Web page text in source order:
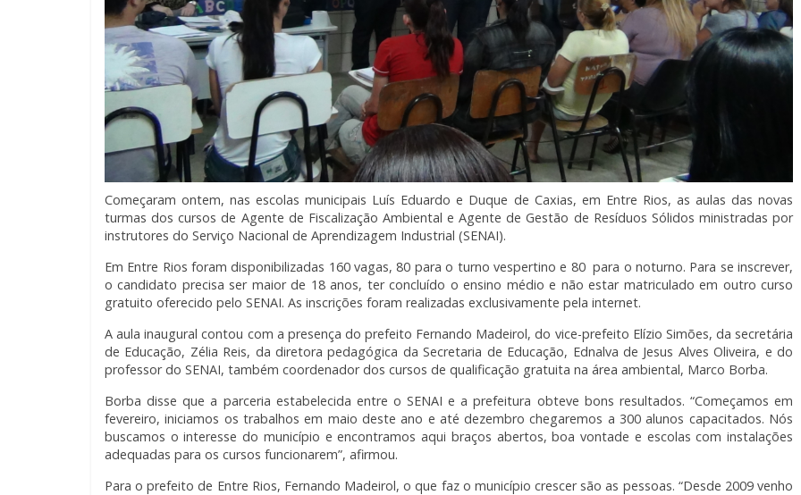
Começaram ontem, nas escolas municipais Luís Eduardo e Duque de Caxias, em Entre Rios, as aulas das novas
turmas dos cursos de Agente de Fiscalização Ambiental e Agente de Gestão de Resíduos Sólidos ministradas por
instrutores do Serviço Nacional de Aprendizagem Industrial (SENAI).
Em Entre Rios foram disponibilizadas 160 vagas, 80 para o turno vespertino e 80 para o noturno. Para se inscrever,
o candidato precisa ser maior de 18 anos, ter concluído o ensino médio e não estar matriculado em outro curso
gratuito oferecido pelo SENAI. As inscrições foram realizadas exclusivamente pela internet.
A aula inaugural contou com a presença do prefeito Fernando Madeirol, do vice-prefeito Elízio Simões, da secretária
de Educação, Zélia Reis, da diretora pedagógica da Secretaria de Educação, Ednalva de Jesus Alves Oliveira, e do
professor do SENAI, também coordenador dos cursos de qualificação gratuita na área ambiental, Marco Borba.
Borba disse que a parceria estabelecida entre o SENAI e a prefeitura obteve bons resultados. “Começamos em
fevereiro, iniciamos os trabalhos em maio deste ano e até dezembro chegaremos a 300 alunos capacitados. Nós
buscamos o interesse do município e encontramos aqui braços abertos, boa vontade e escolas com instalações
adequadas para os cursos funcionarem”, afirmou.
Para o prefeito de Entre Rios, Fernando Madeirol, o que faz o município crescer são as pessoas. “Desde 2009 venho